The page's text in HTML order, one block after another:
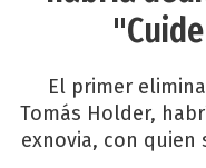
El primer
Tomás Holder,
exnovia, con quien